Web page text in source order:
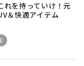
れを持っていけ！元
＆快適アイテム